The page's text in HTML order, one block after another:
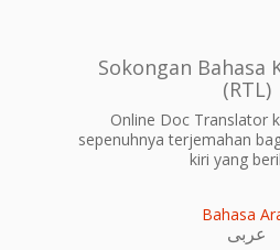
Sokongan Bahasa
(RTL)
Online Doc Translator
sepenuhnya terjemahan
kiri yang
Bahasa
عربى